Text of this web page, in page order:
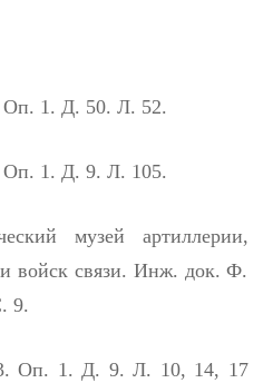
1. Д. 50. Л. 52.
1. Д. 9. Л. 105.
музей артиллерии,
войск связи. Инж. док. Ф.
9.
Оп. 1. Д. 9. Л. 10, 14, 17